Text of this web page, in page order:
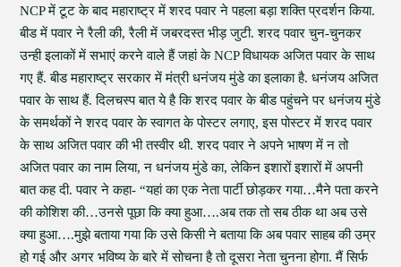
NCP में टूट के बाद महाराष्ट्र में शरद पवार ने पहला बड़ा शक्ति प्रदर्शन किया.
बीड में पवार ने रैली की, रैली में जबरदस्त भीड़ जुटी. शरद पवार चुन-चुनकर
उन्ही इलाकों में सभाएं करने वाले हैं जहां के NCP विधायक अजित पवार के साथ
गए हैं. बीड महाराष्ट्र सरकार में मंत्री धनंजय मुंडे का इलाका है. धनंजय अजित
पवार के साथ हैं. दिलचस्प बात ये है कि शरद पवार के बीड पहुंचने पर धनंजय मुंडे
के समर्थकों ने शरद पवार के स्वागत के पोस्टर लगाए, इस पोस्टर में शरद पवार
के साथ अजित पवार की भी तस्वीर थी. शरद पवार ने अपने भाषण में न तो
अजित पवार का नाम लिया, न धनंजय मुंडे का, लेकिन इशारों इशारों में अपनी
बात कह दी. पवार ने कहा- “यहां का एक नेता पार्टी छोड़कर गया…मैने पता करने
की कोशिश की…उनसे पूछा कि क्या हुआ….अब तक तो सब ठीक था अब उसे
क्या हुआ….मुझे बताया गया कि उसे किसी ने बताया कि अब पवार साहब की उम्र
हो गई और अगर भविष्य के बारे में सोचना है तो दूसरा नेता चुनना होगा. मैं सिर्फ